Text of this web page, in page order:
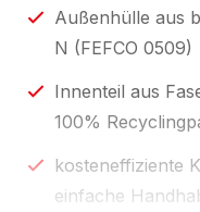
Außenhülle aus
N (FEFCO 0509)
Innenteil aus
100%
kosteneffiziente
einfache